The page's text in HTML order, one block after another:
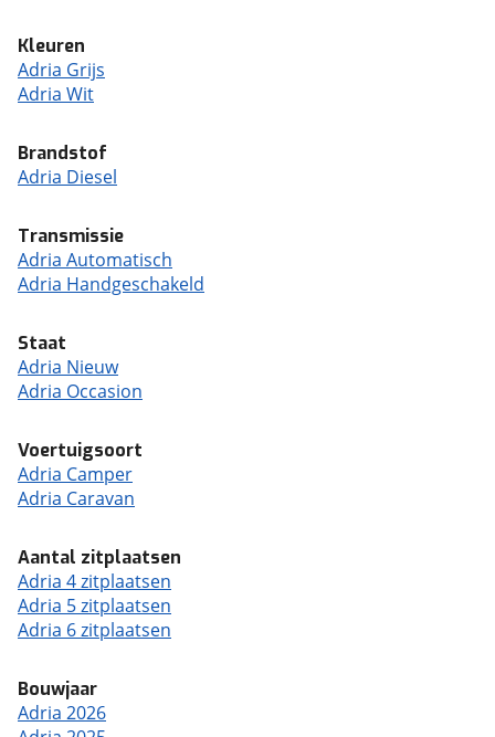
Kleuren
Adria Grijs
Adria Wit
Brandstof
Adria Diesel
Transmissie
Adria Automatisch
Adria Handgeschakeld
Staat
Adria Nieuw
Adria Occasion
Voertuigsoort
Adria Camper
Adria Caravan
Aantal zitplaatsen
Adria 4 zitplaatsen
Adria 5 zitplaatsen
Adria 6 zitplaatsen
Bouwjaar
Adria 2026